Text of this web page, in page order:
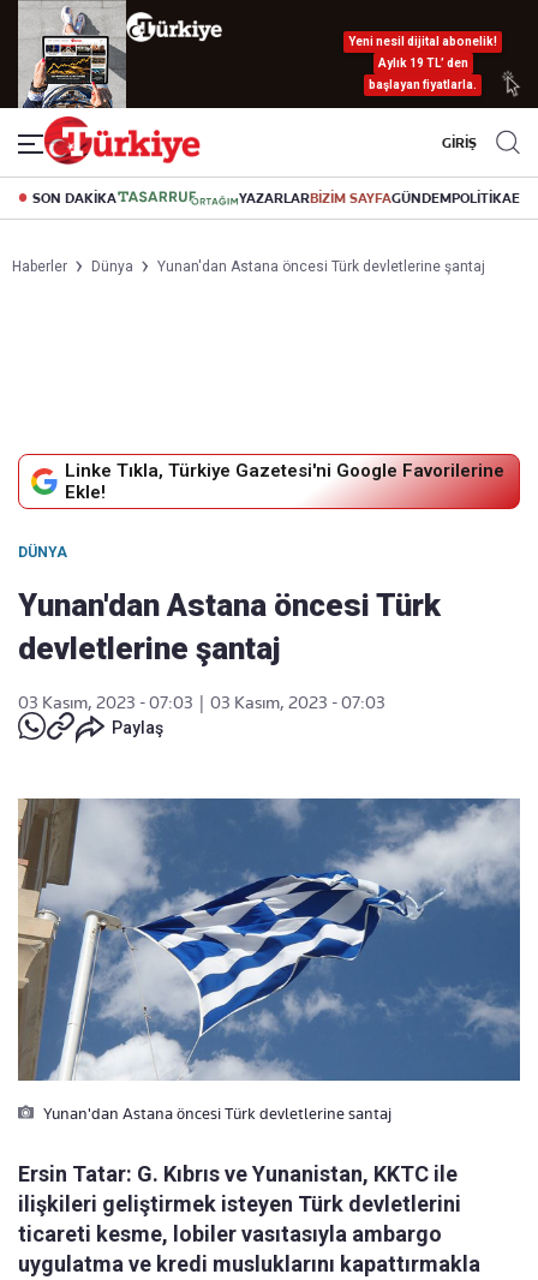
Yeni nesil dijital abonelik!
Aylık 19 TL’ den
başlayan fiyatlarla.
GİRİŞ
SON DAKİKA YAZARLARBİZİM SAYFAGÜNDEMPOLİTİKA
Haberler Dünya Yunan'dan Astana öncesi Türk devletlerine şantaj
Linke Tıkla, Türkiye Gazetesi'ni Google Favorilerine
Ekle!
DÜNYA
Yunan'dan Astana öncesi Türk
devletlerine şantaj
03 Kasım, 2023 - 07:03
03 Kasım, 2023 - 07:03
Paylaş
Yunan'dan Astana öncesi Türk devletlerine santaj
Ersin Tatar: G. Kıbrıs ve Yunanistan, KKTC ile
ilişkileri geliştirmek isteyen Türk devletlerini
ticareti kesme, lobiler vasıtasıyla ambargo
uygulatma ve kredi musluklarını kapattırmakla